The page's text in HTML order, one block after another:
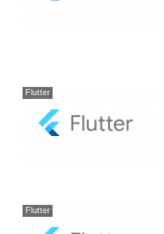
Flutter
Flutter